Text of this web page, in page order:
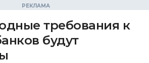
требования к
будут